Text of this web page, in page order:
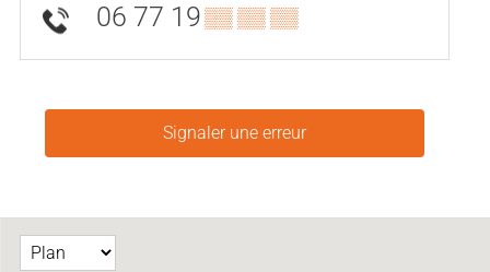
06 77 19▒▒ ▒▒ ▒▒
Signaler une erreur